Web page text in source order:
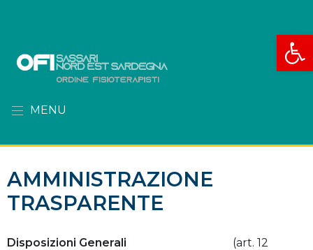
Apri
MENU
AMMINISTRAZIONE
TRASPARENTE
Disposizioni Generali (art. 12